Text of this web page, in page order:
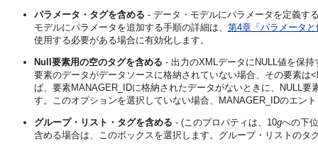
パラメータ・タグを含める - データ・モデルにパラメータを定義す
モデルにパラメータを追加する手順の詳細は、 第4章「パラメータ
使用する必要がある場合に有効化します。
Null要素用の空のタグを含める - 出力のXMLデータにNULL値を保
要素のデータがデータソースに格納されていない場合、その要素
ば、要素MANAGER_IDに格納されたデータがないときに、NULL
す。このオプションを選択していない場合、MANAGER_IDのエン
グループ・リスト・タグを含める - (このプロパティは、10gへの下
含める場合は、このボックスを選択します。グループ・リストの